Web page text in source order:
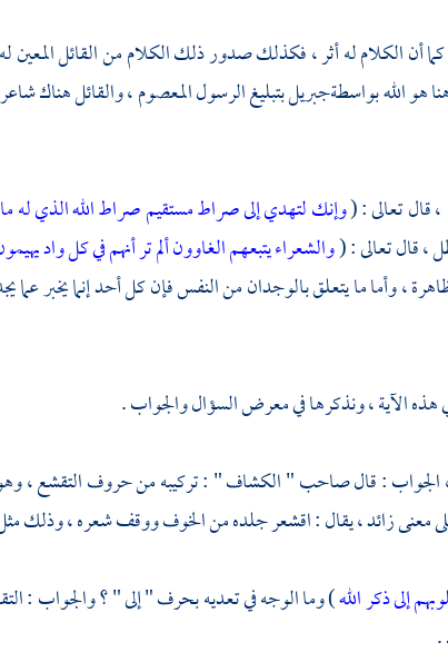
أن الكلام له أثر ، فكذلك صدور ذلك الكلام من القائل المعين
هو الله بواسطةجبريلبتبليغ الرسول المعصوم ، والقائل هناك
، قال تعالى : (وإنك لتهدي إلى صراط مستقيم صراط الله الذي له
والشعراء يتبعهم الغاوونألم تر أنهم في كل واد
فروق ظاهرة ، وأما ما يتعلق بالوجدان من النفس فإن كل أحد إنما
هذه الآية ، ونذكرها في معرض السؤال والجواب .
: قال صاحب " الكشاف " : تركيبه من حروف التقشع ، وهو
معنى زائد ، يقال : اقشعر جلده من الخوف ووقف شعره ، وذلك
إلى ذكر الله) وما الوجه في تعديه بحرف " إلى " ؟ والجواب :
.